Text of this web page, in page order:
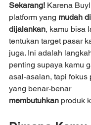
Sekarang! Karena
platform yang mudah
dijalankan, kamu bisa
tentukan target pasar
juga. Ini adalah
penting supaya kamu
asal-asalan, tapi fokus
yang benar-benar
membutuhkan produk